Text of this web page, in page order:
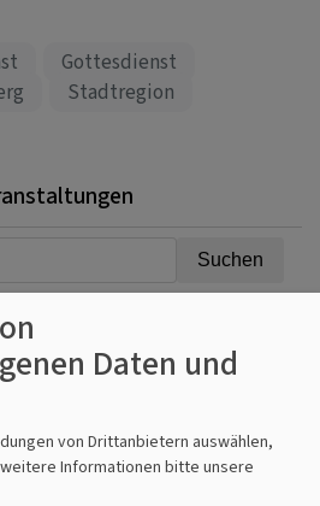
Gottesdienst
Stadtregion
Daten und
von Drittanbietern auswählen,
Informationen bitte unsere